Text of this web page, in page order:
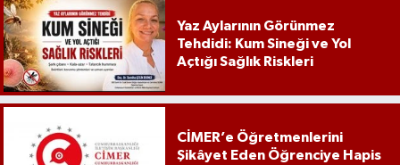
Yaz Aylarının Görünmez
Tehdidi: Kum Sineği ve Yol
Açtığı Sağlık Riskleri
CİMER’e Öğretmenlerini
Şikâyet Eden Öğrenciye Hapis